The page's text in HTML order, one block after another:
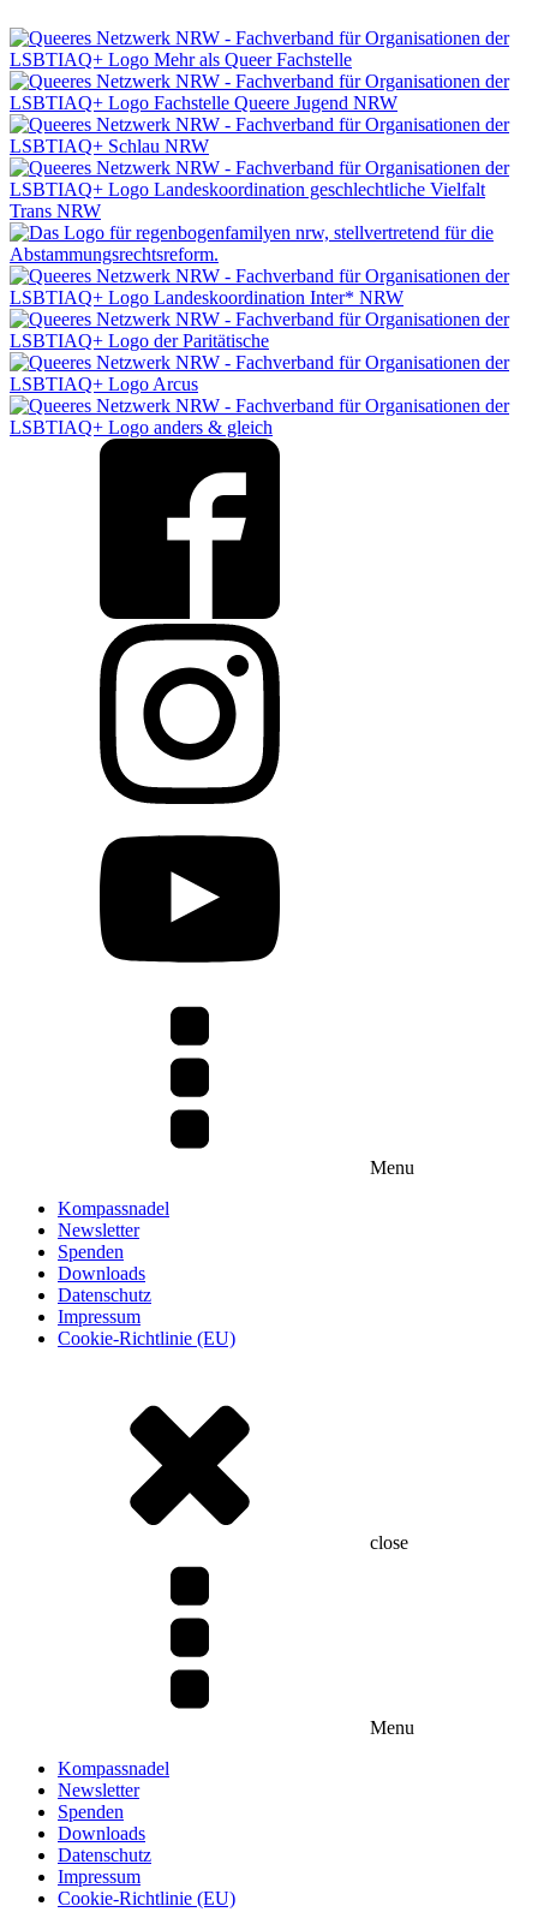
Menu
Kompassnadel
Newsletter
Spenden
Downloads
Datenschutz
Impressum
Cookie-Richtlinie (EU)
close
Menu
Kompassnadel
Newsletter
Spenden
Downloads
Datenschutz
Impressum
Cookie-Richtlinie (EU)